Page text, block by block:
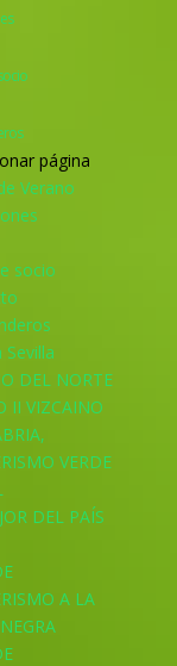
página
Verano
socio
Sevilla
DEL NORTE
II VIZCAINO
VERDE
DEL PAÍS
A LA